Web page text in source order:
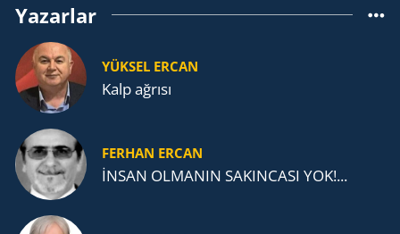
Yazarlar
YÜKSEL ERCAN
Kalp ağrısı
FERHAN ERCAN
İNSAN OLMANIN SAKINCASI YOK!...